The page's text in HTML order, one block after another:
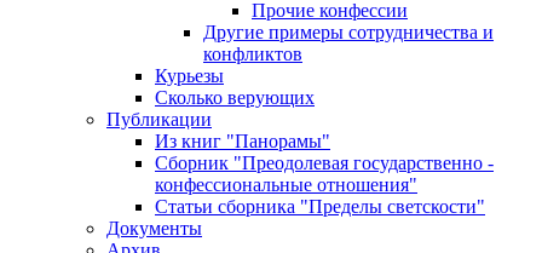
Прочие конфессии
Другие примеры сотрудничества и
конфликтов
Курьезы
Сколько верующих
Публикации
Из книг "Панорамы"
Сборник "Преодолевая государственно -
конфессиональные отношения"
Статьи сборника "Пределы светскости"
Документы